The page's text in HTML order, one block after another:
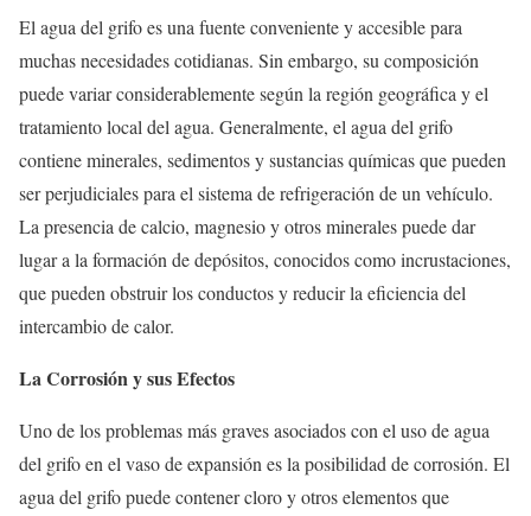
El agua del grifo es una fuente conveniente y accesible para
muchas necesidades cotidianas. Sin embargo, su composición
puede variar considerablemente según la región geográfica y el
tratamiento local del agua. Generalmente, el agua del grifo
contiene minerales, sedimentos y sustancias químicas que pueden
ser perjudiciales para el sistema de refrigeración de un vehículo.
La presencia de calcio, magnesio y otros minerales puede dar
lugar a la formación de depósitos, conocidos como incrustaciones,
que pueden obstruir los conductos y reducir la eficiencia del
intercambio de calor.
La Corrosión y sus Efectos
Uno de los problemas más graves asociados con el uso de agua
del grifo en el vaso de expansión es la posibilidad de corrosión. El
agua del grifo puede contener cloro y otros elementos que